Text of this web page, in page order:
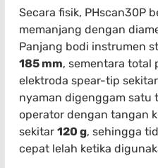
Secara fisik, PHscan30P
memanjang dengan
Panjang bodi instrumen
185 mm, sementara total
elektroda spear-tip
nyaman digenggam satu
operator dengan tangan
sekitar 120 g, sehingga
cepat lelah ketika